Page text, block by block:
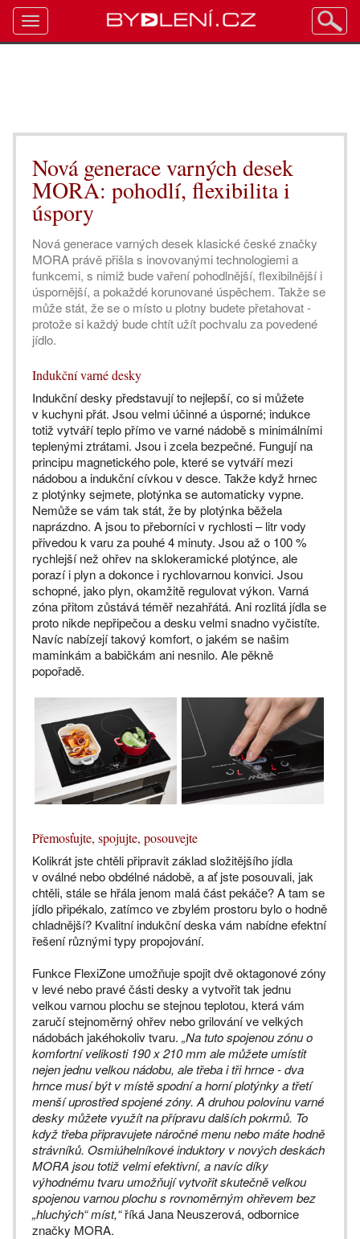
Nová generace varných desek
MORA: pohodlí, flexibilita i
úspory
Nová generace varných desek klasické české značky
MORA právě přišla s inovovanými technologiemi a
funkcemi, s nimiž bude vaření pohodlnější, flexibilnější i
úspornější, a pokaždé korunované úspěchem. Takže se
může stát, že se o místo u plotny budete přetahovat -
protože si každý bude chtít užít pochvalu za povedené
jídlo.
Indukční varné desky
Indukční desky představují to nejlepší, co si můžete
v kuchyni přát. Jsou velmi účinné a úsporné; indukce
totiž vytváří teplo přímo ve varné nádobě s minimálními
teplenými ztrátami. Jsou i zcela bezpečné. Fungují na
principu magnetického pole, které se vytváří mezi
nádobou a indukční cívkou v desce. Takže když hrnec
z plotýnky sejmete, plotýnka se automaticky vypne.
Nemůže se vám tak stát, že by plotýnka běžela
naprázdno. A jsou to přeborníci v rychlosti – litr vody
přivedou k varu za pouhé 4 minuty. Jsou až o 100 %
rychlejší než ohřev na sklokeramické plotýnce, ale
porazí i plyn a dokonce i rychlovarnou konvici. Jsou
schopné, jako plyn, okamžitě regulovat výkon. Varná
zóna přitom zůstává téměř nezahřátá. Ani rozlitá jídla se
proto nikde nepřipečou a desku velmi snadno vyčistíte.
Navíc nabízejí takový komfort, o jakém se našim
maminkám a babičkám ani nesnilo. Ale pěkně
popořadě.
Přemosťujte, spojujte, posouvejte
Kolikrát jste chtěli připravit základ složitějšího jídla
v oválné nebo obdélné nádobě, a ať jste posouvali, jak
chtěli, stále se hřála jenom malá část pekáče? A tam se
jídlo připékalo, zatímco ve zbylém prostoru bylo o hodně
chladnější? Kvalitní indukční deska vám nabídne efektní
řešení různými typy propojování.
Funkce FlexiZone umožňuje spojit dvě oktagonové zóny
v levé nebo pravé části desky a vytvořit tak jednu
velkou varnou plochu se stejnou teplotou, která vám
zaručí stejnoměrný ohřev nebo grilování ve velkých
nádobách jakéhokoliv tvaru. „Na tuto spojenou zónu o
komfortní velikosti 190 x 210 mm ale můžete umístit
nejen jednu velkou nádobu, ale třeba i tři hrnce - dva
hrnce musí být v místě spodní a horní plotýnky a třetí
menší uprostřed spojené zóny. A druhou polovinu varné
desky můžete využít na přípravu dalších pokrmů. To
když třeba připravujete náročné menu nebo máte hodně
strávníků. Osmiúhelníkové induktory v nových deskách
MORA jsou totiž velmi efektivní, a navíc díky
výhodnému tvaru umožňují vytvořit skutečně velkou
spojenou varnou plochu s rovnoměrným ohřevem bez
„hluchých“ míst,“říká Jana Neuszerová, odbornice
značky MORA.
Toggle
navigation